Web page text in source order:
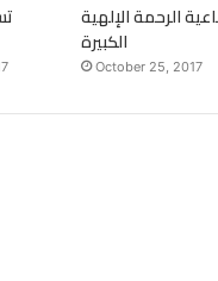
الرحمة الإلهية
الكبيرة
October 25, 2017